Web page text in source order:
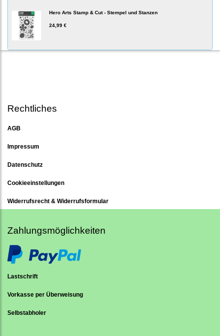
Hero Arts Stamp & Cut - Stempel und Stanzen
24,99 €
Rechtliches
AGB
Impressum
Datenschutz
Cookieeinstellungen
Widerrufsrecht & Widerrufsformular
Zahlungsmöglichkeiten
Lastschrift
Vorkasse per Überweisung
Selbstabholer